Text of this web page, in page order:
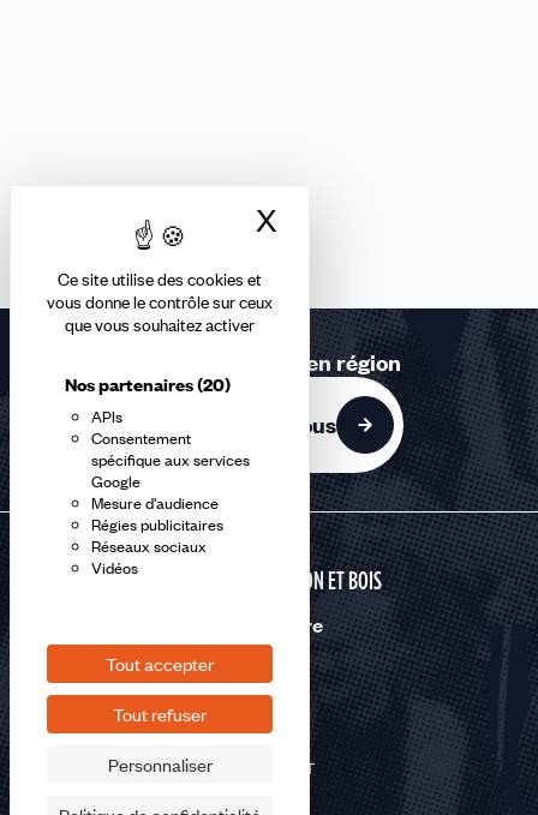
Ce site utilise des cookies et
vous donne le contrôle sur ceux
que vous souhaitez activer
Nos partenaires(20)
APIs
Consentement
spécifique aux services
Google
Mesure d'audience
Régies publicitaires
Réseaux sociaux
Vidéos
Tout accepter
Tout refuser
Personnaliser
X
Retrouvez-nous en région
Contactez-nous
CONSTRUCTION ET BOIS
Nous suivre
©2026 CFDT